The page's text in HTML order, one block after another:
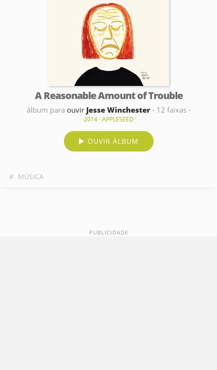
A Reasonable Amount of Trouble
álbum para ouvir Jesse Winchester- 12 faixas -
2014 - APPLESEED
OUVIR ÁLBUM
# MÚSICA